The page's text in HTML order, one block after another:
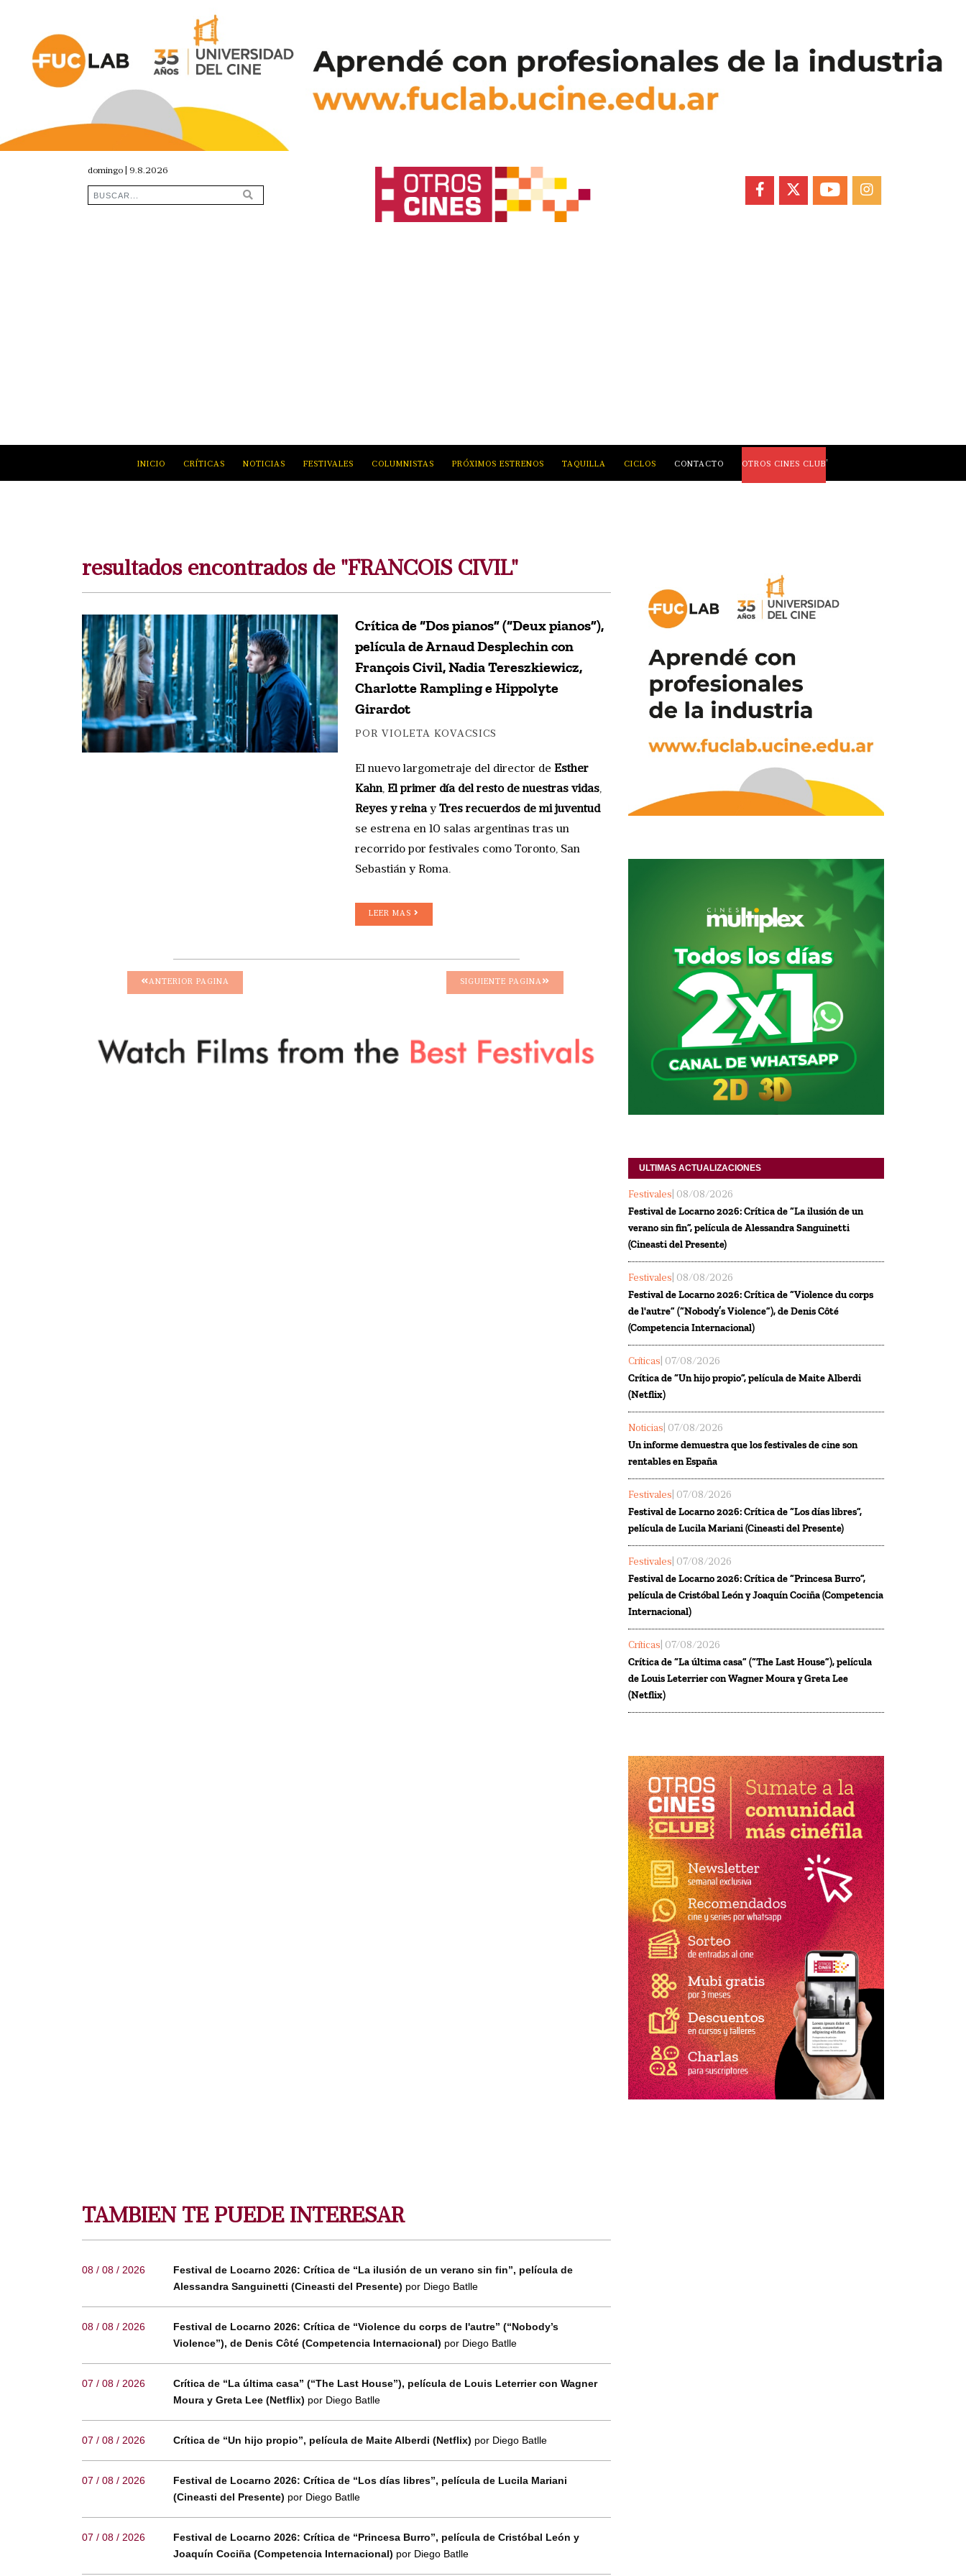
domingo | 9.8.2026
FACEBOOKYOUTUBEINSTAGRAM
INICIO CRÍTICAS NOTICIAS FESTIVALES COLUMNISTAS PRÓXIMOS ESTRENOS TAQUILLA CICLOS CONTACTO OTROS CINES CLUB
resultados encontrados de "FRANCOIS CIVIL"
Crítica de “Dos pianos” (“Deux pianos”),
película de Arnaud Desplechin con
François Civil, Nadia Tereszkiewicz,
Charlotte Rampling e Hippolyte
Girardot
POR VIOLETA KOVACSICS
El nuevo largometraje del director de Esther
Kahn, El primer día del resto de nuestras vidas,
Reyes y reinayTres recuerdos de mi juventud
se estrena en 10 salas argentinas tras un
recorrido por festivales como Toronto, San
Sebastián y Roma.
LEER MAS
ANTERIOR PAGINA SIGUIENTE PAGINA
ULTIMAS ACTUALIZACIONES
Festivales | 08/08/2026
Festival de Locarno 2026: Crítica de “La ilusión de un
verano sin fin”, película de Alessandra Sanguinetti
(Cineasti del Presente)
Festivales | 08/08/2026
Festival de Locarno 2026: Crítica de “Violence du corps
de l'autre” (“Nobody’s Violence”), de Denis Côté
(Competencia Internacional)
Críticas | 07/08/2026
Crítica de “Un hijo propio”, película de Maite Alberdi
(Netflix)
Noticias | 07/08/2026
Un informe demuestra que los festivales de cine son
rentables en España
Festivales | 07/08/2026
Festival de Locarno 2026: Crítica de “Los días libres”,
película de Lucila Mariani (Cineasti del Presente)
Festivales | 07/08/2026
Festival de Locarno 2026: Crítica de “Princesa Burro”,
película de Cristóbal León y Joaquín Cociña (Competencia
Internacional)
Críticas | 07/08/2026
Crítica de “La última casa” (“The Last House”), película
de Louis Leterrier con Wagner Moura y Greta Lee
(Netflix)
TAMBIEN TE PUEDE INTERESAR
08 / 08 / 2026
Festival de Locarno 2026: Crítica de “La ilusión de un verano sin fin”, película de
Alessandra Sanguinetti (Cineasti del Presente) por Diego Batlle
08 / 08 / 2026
Festival de Locarno 2026: Crítica de “Violence du corps de l'autre” (“Nobody’s
Violence”), de Denis Côté (Competencia Internacional) por Diego Batlle
07 / 08 / 2026
Crítica de “La última casa” (“The Last House”), película de Louis Leterrier con Wagner
Moura y Greta Lee (Netflix) por Diego Batlle
07 / 08 / 2026 Crítica de “Un hijo propio”, película de Maite Alberdi (Netflix) por Diego Batlle
07 / 08 / 2026
Festival de Locarno 2026: Crítica de “Los días libres”, película de Lucila Mariani
(Cineasti del Presente) por Diego Batlle
07 / 08 / 2026
Festival de Locarno 2026: Crítica de “Princesa Burro”, película de Cristóbal León y
Joaquín Cociña (Competencia Internacional) por Diego Batlle